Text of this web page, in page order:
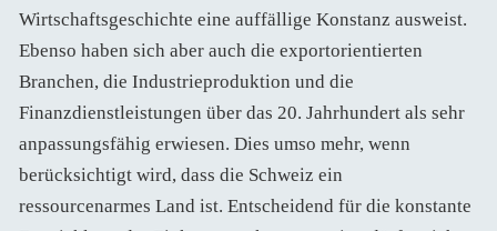
Wirtschaftsgeschichte eine auffällige Konstanz ausweist.
Ebenso haben sich aber auch die exportorientierten
Branchen, die Industrieproduktion und die
Finanzdienstleistungen über das 20. Jahrhundert als sehr
anpassungsfähig erwiesen. Dies umso mehr, wenn
berücksichtigt wird, dass die Schweiz ein
ressourcenarmes Land ist. Entscheidend für die konstante